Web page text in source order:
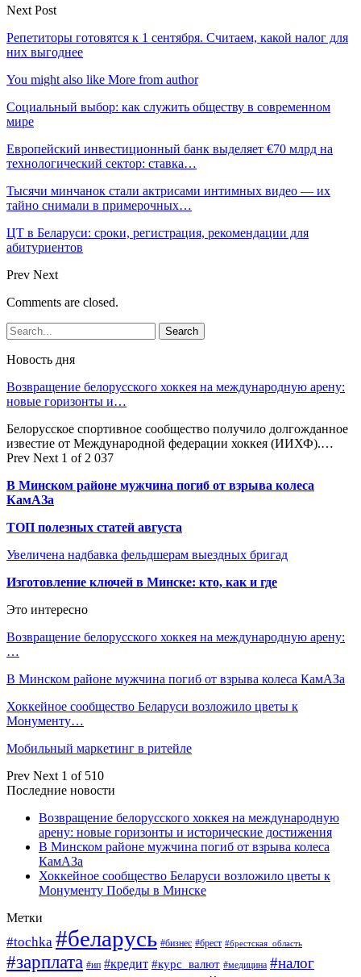
Next Post
Репетиторы готовятся к 1 сентября. Считаем, какой налог для
них выгоднее
You might also like More from author
Социальный выбор: как служить обществу в современном
мире
Европейский инвестиционный банк выделяет €70 млрд на
технологический сектор: ставка…
Тысячи минчанок стали актрисами интимных видео — их
тайно снимали в примерочных…
ЦТ в Беларуси: сроки, регистрация, рекомендации для
абитуриентов
Prev Next
Comments are closed.
Новость дня
Возвращение белорусского хоккея на международную арену:
новые горизонты и…
Белорусское спортивное сообщество получило долгожданное
известие от Международной федерации хоккея (ИИХФ).…
Prev Next 1 of 2 037
В Минском районе мужчина погиб от взрыва колеса
КамАЗа
ТОП полезных статей августа
Увеличена надбавка фельдшерам выездных бригад
Изготовление ключей в Минске: кто, как и где
Это интересно
Возвращение белорусского хоккея на международную арену:
…
В Минском районе мужчина погиб от взрыва колеса КамАЗа
Хоккейное сообщество Беларуси возложило цветы к
Монументу…
Мобильный маркетинг в ритейле
Prev Next 1 of 510
Последние новости
Возвращение белорусского хоккея на международную
арену: новые горизонты и исторические достижения
В Минском районе мужчина погиб от взрыва колеса
КамАЗа
Хоккейное сообщество Беларуси возложило цветы к
Монументу Победы в Минске
Метки
#tochka #беларусь #бизнес #брест #брестская_область
#зарплата #ип #кредит #курс_валют #медицина #налог